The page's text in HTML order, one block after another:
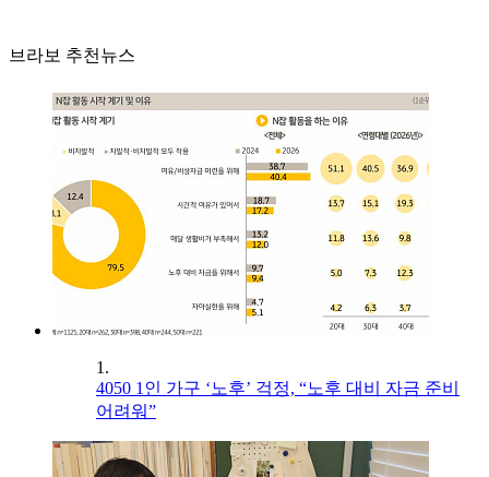
브라보 추천뉴스
1.
4050 1인 가구 ‘노후’ 걱정, “노후 대비 자금 준비
어려워”